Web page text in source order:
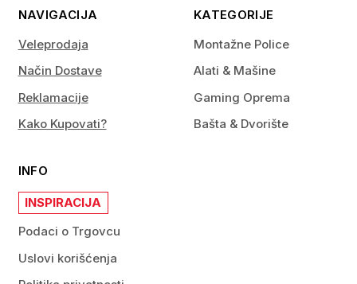
NAVIGACIJA
Veleprodaja
Način Dostave
Reklamacije
Kako Kupovati?
KATEGORIJE
Montažne Police
Alati & Mašine
Gaming Oprema
Bašta & Dvorište
INFO
INSPIRACIJA
Podaci o Trgovcu
Uslovi korišćenja